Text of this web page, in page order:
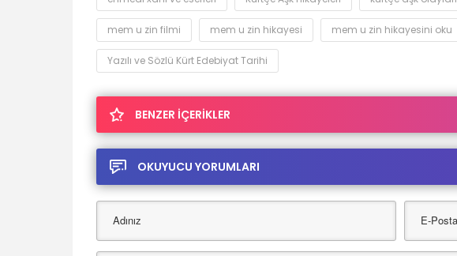
mem u zin filmi mem u zin hikayesi mem u zin hikayesini oku
Yazılı ve Sözlü Kürt Edebiyat Tarihi
BENZER İÇERİKLER
OKUYUCU YORUMLARI